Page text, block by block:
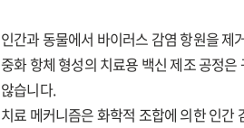
인간과 동물에서 바이러스 감염 항원을 제
중화 항체 형성의 치료용 백신 제조 공정
않습니다.
치료 메커니즘은 화학적 조합에 의한 인간